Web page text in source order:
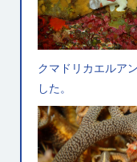
クマドリカエルア
した。